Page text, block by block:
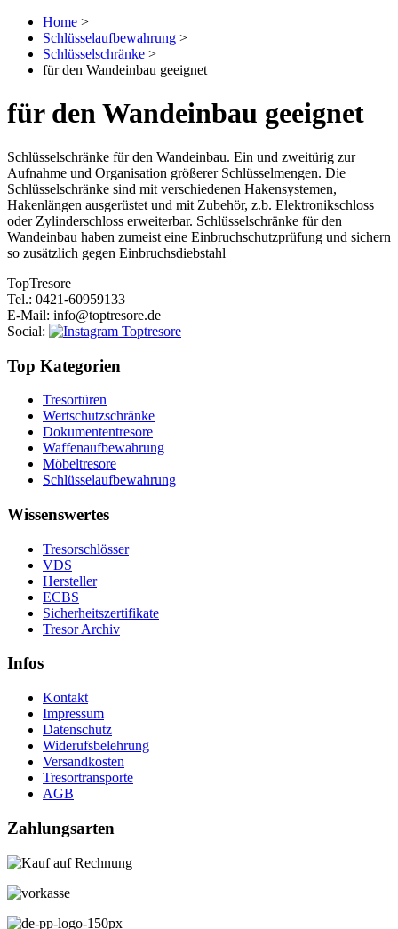
Home >
Schlüsselaufbewahrung >
Schlüsselschränke >
für den Wandeinbau geeignet
für den Wandeinbau geeignet
Schlüsselschränke für den Wandeinbau. Ein und zweitürig zur
Aufnahme und Organisation größerer Schlüsselmengen. Die
Schlüsselschränke sind mit verschiedenen Hakensystemen,
Hakenlängen ausgerüstet und mit Zubehör, z.b. Elektronikschloss
oder Zylinderschloss erweiterbar. Schlüsselschränke für den
Wandeinbau haben zumeist eine Einbruchschutzprüfung und sichern
so zusätzlich gegen Einbruchsdiebstahl
TopTresore
Tel.: 0421-60959133
E-Mail: info@toptresore.de
Social:
Top Kategorien
Tresortüren
Wertschutzschränke
Dokumententresore
Waffenaufbewahrung
Möbeltresore
Schlüsselaufbewahrung
Wissenswertes
Tresorschlösser
VDS
Hersteller
ECBS
Sicherheitszertifikate
Tresor Archiv
Infos
Kontakt
Impressum
Datenschutz
Widerufsbelehrung
Versandkosten
Tresortransporte
AGB
Zahlungsarten